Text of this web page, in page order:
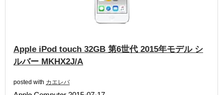
Apple iPod touch 32GB 第6世代 2015年モデル シ
ルバー MKHX2J/A
posted with カエレバ